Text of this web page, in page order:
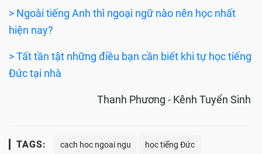
sẵn lời tiếng Việt lẫn tiếng Đức để trau dồi thêm vốn
từ đúng không nào. Chưa hết, với mỗi cấp bậc học,
bài thi để các bạn có thể dễ dàng thử sức mình tại
nhà.
> Ngoài tiếng Anh thì ngoại ngữ nào nên học nhất
> Tất tần tật những điều bạn cần biết khi tự học tiếng